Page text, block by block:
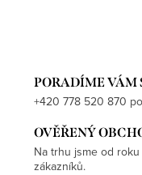
PORADÍME VÁM
+420 778 520 870
OVĚŘENÝ
Na trhu jsme od
zákazníků.